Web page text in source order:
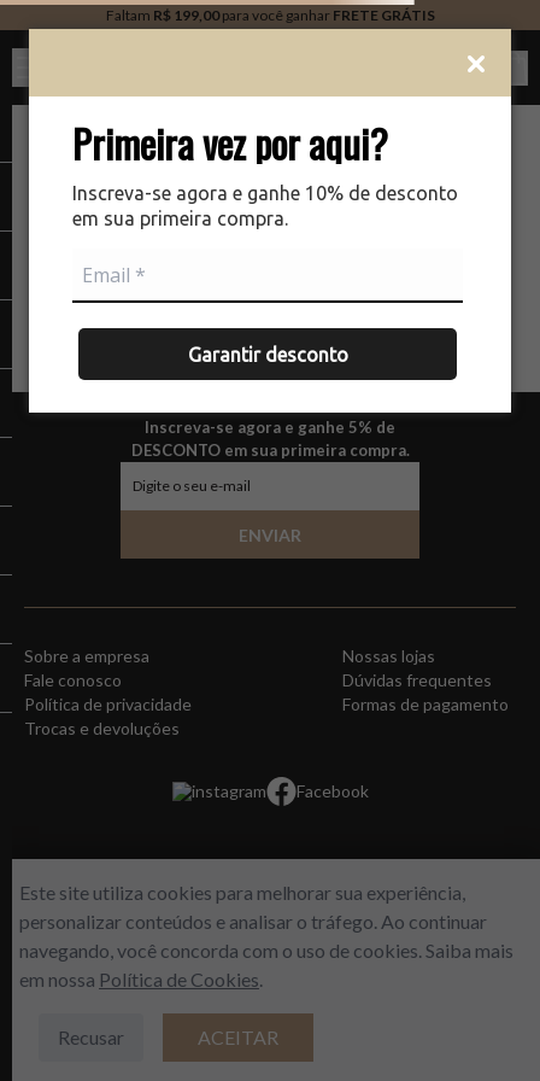
Primeira vez por aqui?
Inscreva-se agora e ganhe 10% de desconto
em sua primeira compra.
Garantir desconto
Faltam R$ 199,00para você ganhar FRETE GRÁTIS
Este site utiliza cookies para melhorar sua experiência,
personalizar conteúdos e analisar o tráfego. Ao continuar
navegando, você concorda com o uso de cookies. Saiba mais
em nossa Política de Cookies.
Recusar ACEITAR
Inscreva-se agora e ganhe 5% de
DESCONTO em sua primeira compra.
ENVIAR
Sobre a empresa
Nossas lojas
Fale conosco
Dúvidas frequentes
Política de privacidade
Formas de pagamento
Trocas e devoluções
instagram Facebook